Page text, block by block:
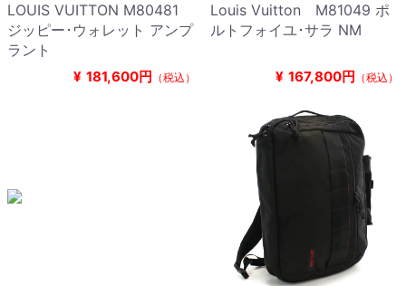
LOUIS VUITTON M80481
ジッピー･ウォレット アンプ
ラント
¥ 181,600円 （税込）
Louis Vuitton M81049 ポ
ルトフォイユ･サラ NM
¥ 167,800円 （税込）